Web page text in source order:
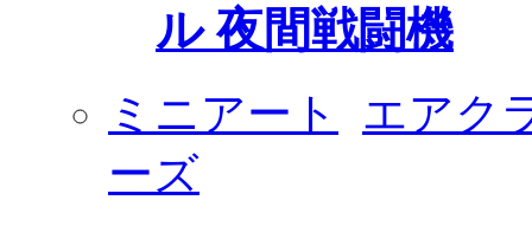
ル 夜間戦闘機
ミニアート
エアク
ーズ